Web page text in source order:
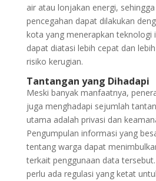
air atau lonjakan energi,
pencegahan dapat dilakukan
kota yang menerapkan teknologi
dapat diatasi lebih cepat dan
risiko kerugian.
Tantangan yang Dihadapi
Meski banyak manfaatnya,
juga menghadapi sejumlah
utama adalah privasi dan
Pengumpulan informasi yang
tentang warga dapat
terkait penggunaan data
perlu ada regulasi yang ketat